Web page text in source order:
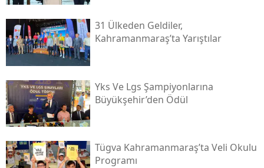
31 Ülkeden Geldiler,
Kahramanmaraş’ta Yarıştılar
Yks Ve Lgs Şampiyonlarına
Büyükşehir’den Ödül
Tügva Kahramanmaraş’ta Veli Okulu
Programı